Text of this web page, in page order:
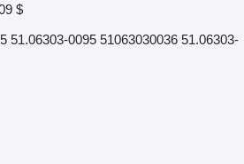
$
51.06303-0095 51063030036 51.06303-